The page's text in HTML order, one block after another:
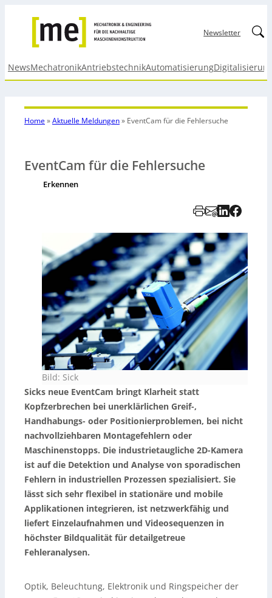
Newsletter
NewsMechatronikAntriebstechnikAutomatisierung
Home»Aktuelle Meldungen» EventCam für die Fehlersuche
EventCam für die Fehlersuche
Erkennen
Bild: Sick
Sicks neue EventCam bringt Klarheit statt
Kopfzerbrechen bei unerklärlichen Greif-,
Handhabungs- oder Positionierproblemen, bei nicht
nachvollziehbaren Montagefehlern oder
Maschinenstopps. Die industrietaugliche 2D-Kamera
ist auf die Detektion und Analyse von sporadischen
Fehlern in industriellen Prozessen spezialisiert. Sie
lässt sich sehr flexibel in stationäre und mobile
Applikationen integrieren, ist netzwerkfähig und
liefert Einzelaufnahmen und Videosequenzen in
höchster Bildqualität für detailgetreue
Fehleranalysen.
Optik, Beleuchtung, Elektronik und Ringspeicher der